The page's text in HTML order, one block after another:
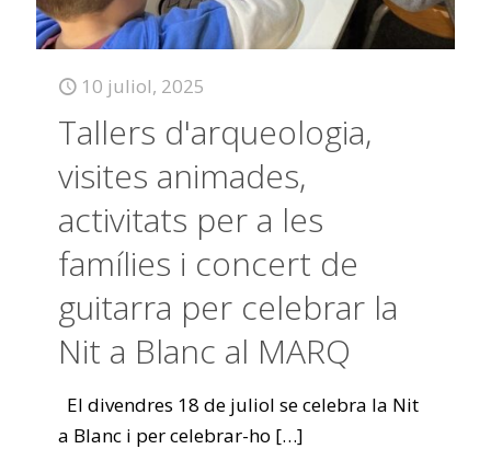
10 juliol, 2025
Tallers d'arqueologia,
visites animades,
activitats per a les
famílies i concert de
guitarra per celebrar la
Nit a Blanc al MARQ
El divendres 18 de juliol se celebra la Nit
a Blanc i per celebrar-ho […]